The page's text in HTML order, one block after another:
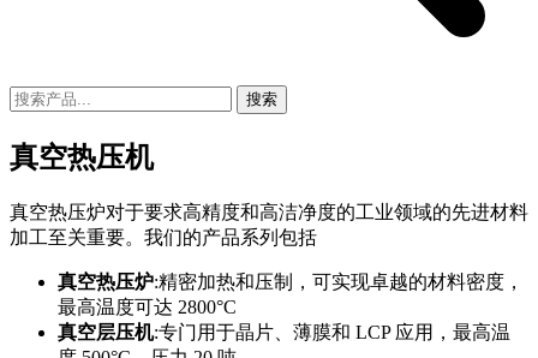
搜索
真空热压机
真空热压炉对于要求高精度和高洁净度的工业领域的先进材料
加工至关重要。我们的产品系列包括
真空热压炉:精密加热和压制，可实现卓越的材料密度，
最高温度可达 2800°C
真空层压机:专门用于晶片、薄膜和 LCP 应用，最高温